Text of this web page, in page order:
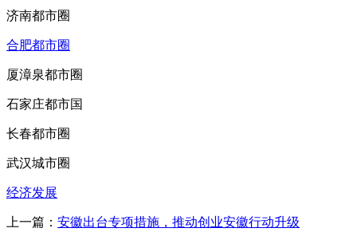
济南都市圈
合肥都市圈
厦漳泉都市圈
石家庄都市国
长春都市圈
武汉城市圈
经济发展
上一篇： 安徽出台专项措施，推动创业安徽行动升级